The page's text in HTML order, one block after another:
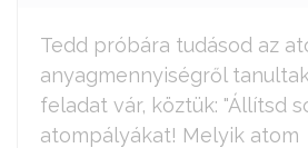
Tedd próbára tudásod az
anyagmennyiségről
feladat vár, köztük: "Állítsd
atompályákat! Melyik atom